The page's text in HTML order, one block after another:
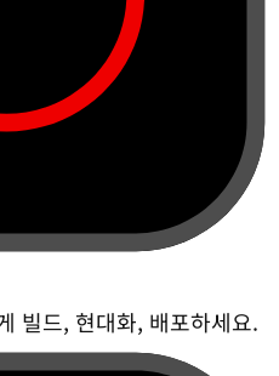
빌드, 현대화, 배포하세요.